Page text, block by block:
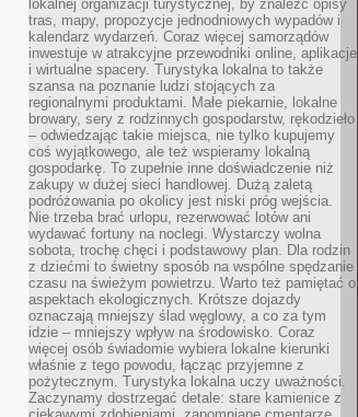
lokalnej organizacji turystycznej, by znaleźć opisy
tras, mapy, propozycje jednodniowych wypadów i
kalendarz wydarzeń. Coraz więcej samorządów
inwestuje w atrakcyjne przewodniki online, aplikacje
i wirtualne spacery. Turystyka lokalna to także
szansa na poznanie ludzi stojących za
regionalnymi produktami. Małe piekarnie, lokalne
browary, sery z rodzinnych gospodarstw, rękodzieło
– odwiedzając takie miejsca, nie tylko kupujemy
coś wyjątkowego, ale też wspieramy lokalną
gospodarkę. To zupełnie inne doświadczenie niż
zakupy w dużej sieci handlowej. Dużą zaletą
podróżowania po okolicy jest niski próg wejścia.
Nie trzeba brać urlopu, rezerwować lotów ani
wydawać fortuny na noclegi. Wystarczy wolna
sobota, trochę chęci i podstawowy plan. Dla rodzin
z dziećmi to świetny sposób na wspólne spędzanie
czasu na świeżym powietrzu. Warto też pamiętać o
aspektach ekologicznych. Krótsze dojazdy
oznaczają mniejszy ślad węglowy, a co za tym
idzie – mniejszy wpływ na środowisko. Coraz
więcej osób świadomie wybiera lokalne kierunki
właśnie z tego powodu, łącząc przyjemne z
pożytecznym. Turystyka lokalna uczy uważności.
Zaczynamy dostrzegać detale: stare kamienice z